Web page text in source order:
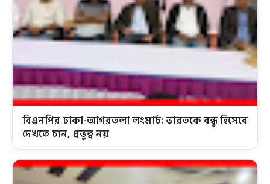
বিএনপির ঢাকা-আগরতলা লংমার্চ: ভারতকে বন্ধু হিসেবে
দেখতে চান, প্রভুত্ব নয়